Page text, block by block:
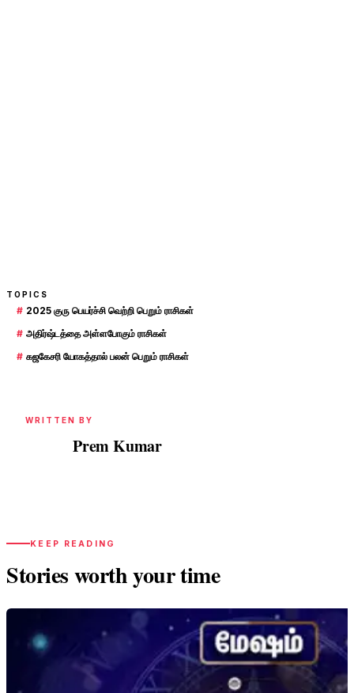
TOPICS
# 2025 குரு பெயர்ச்சி வெற்றி பெறும் ராசிகள்
# அதிர்ஷ்டத்தை அள்ளபோகும் ராசிகள்
# கஜகேசரி யோகத்தால் பலன் பெறும் ராசிகள்
WRITTEN BY
Prem Kumar
KEEP READING
Stories worth your time